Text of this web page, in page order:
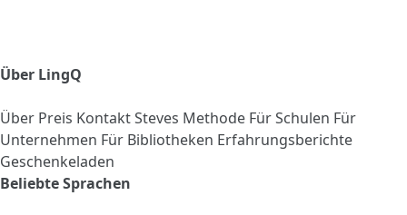
Über LingQ
Über Preis KontaktSteves Methode Für Schulen Für
Unternehmen Für Bibliotheken Erfahrungsberichte
Geschenkeladen
Beliebte Sprachen